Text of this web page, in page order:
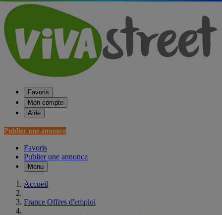
Favoris
Mon compte
Aide
Publier une annonce
Favoris
Publier une annonce
Menu
Accueil
France Offres d'emploi